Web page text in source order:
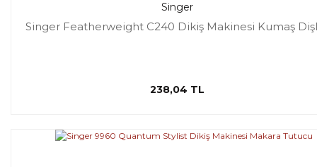
Singer
Singer Featherweight C240 Dikiş Makinesi Kumaş
238,04 TL